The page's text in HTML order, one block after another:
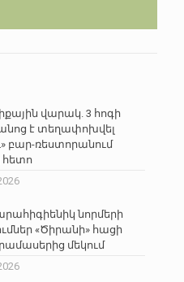
վարակ. 3 հոգի
է տեղափոխվել
բար-ռեստորանում
հետո
նորմերի
«Ծիրանի» հացի
մեկում